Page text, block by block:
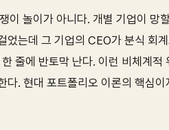
이 놀이가 아니다. 개별 기업이 망
는데 그 기업의 CEO가 분식 회
줄에 반토막 난다. 이런 비체계적
. 현대 포트폴리오 이론의 핵심